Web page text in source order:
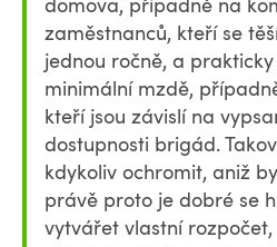
zaměstnanců, kteří se
jednou ročně, a
minimální mzdě,
kteří jsou závislí na
dostupnosti brigád.
kdykoliv ochromit, aniž
právě proto je dobré se
vytvářet vlastní